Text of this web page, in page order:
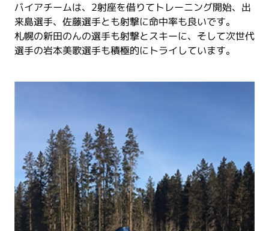
バイアチームは、2射座を借りてトレーニング開始、出
来島選手、佐藤選手とも射撃に命中率も良いです。
札幌の新田のんの選手も射撃とスキーに、そして次世代
選手の岩本美歌選手も積極的にトライしています。